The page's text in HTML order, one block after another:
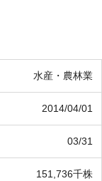
水産・農林業
2014/04/01
03/31
151,736千株